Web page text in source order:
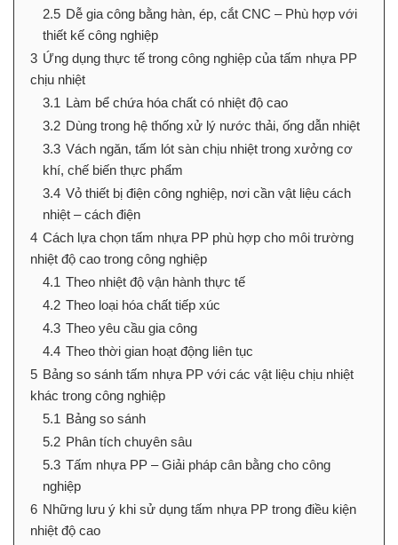
2.5 Dễ gia công bằng hàn, ép, cắt CNC – Phù hợp với
thiết kế công nghiệp
3 Ứng dụng thực tế trong công nghiệp của tấm nhựa PP
chịu nhiệt
3.1 Làm bể chứa hóa chất có nhiệt độ cao
3.2 Dùng trong hệ thống xử lý nước thải, ống dẫn nhiệt
3.3 Vách ngăn, tấm lót sàn chịu nhiệt trong xưởng cơ
khí, chế biến thực phẩm
3.4 Vỏ thiết bị điện công nghiệp, nơi cần vật liệu cách
nhiệt – cách điện
4 Cách lựa chọn tấm nhựa PP phù hợp cho môi trường
nhiệt độ cao trong công nghiệp
4.1 Theo nhiệt độ vận hành thực tế
4.2 Theo loại hóa chất tiếp xúc
4.3 Theo yêu cầu gia công
4.4 Theo thời gian hoạt động liên tục
5 Bảng so sánh tấm nhựa PP với các vật liệu chịu nhiệt
khác trong công nghiệp
5.1 Bảng so sánh
5.2 Phân tích chuyên sâu
5.3 Tấm nhựa PP – Giải pháp cân bằng cho công
nghiệp
6 Những lưu ý khi sử dụng tấm nhựa PP trong điều kiện
nhiệt độ cao